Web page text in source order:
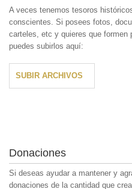
A veces tenemos tesoros
conscientes. Si posees fotos,
carteles, etc y quieres que formen
puedes subirlos aquí:
SUBIR ARCHIVOS
Donaciones
Si deseas ayudar a mantener y
donaciones de la cantidad que